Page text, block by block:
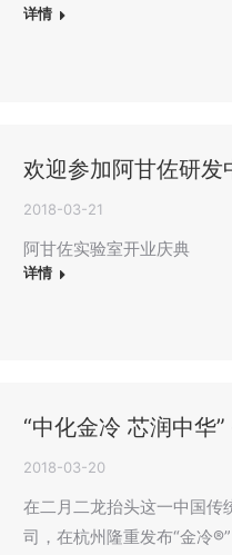
详情
欢迎参加阿甘佐研发
2018-03-21
阿甘佐实验室开业庆典
详情
“中化金冷 芯润中华
2018-03-20
在二月二龙抬头这一中国传
司，在杭州隆重发布“金冷